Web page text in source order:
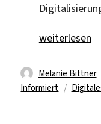
„Online-
weiterlesen
Autor
Melanie Bittner
Informiert